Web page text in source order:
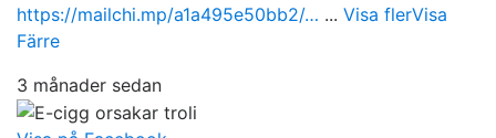
https://mailchi.mp/a1a495e50bb2/… ... Visa flerVisa
Färre
3 månader sedan